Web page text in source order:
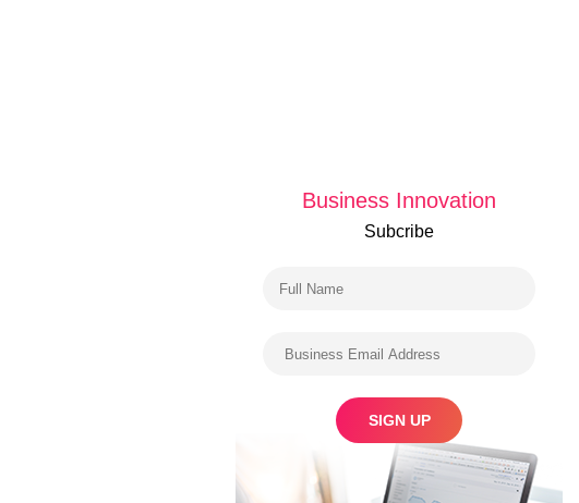
Business Innovation
Subcribe